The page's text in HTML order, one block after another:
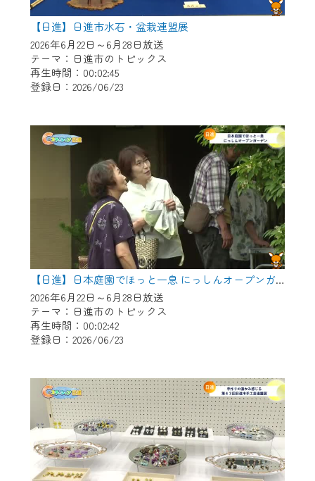
【日進】日進市水石・盆栽連盟展
2026年6月22日～6月28日放送
テーマ：日進市のトピックス
再生時間：00:02:45
登録日：2026/06/23
【日進】日本庭園でほっと一息 にっしんオープンガーデン
2026年6月22日～6月28日放送
テーマ：日進市のトピックス
再生時間：00:02:42
登録日：2026/06/23
＜メンテナンス情報＞
CCNetWebTVのリニューアルにともないメ
ンテナンス作業を予定しています。
作業の間は、CCNetWebTVの画面が「メン
テナンス中」になり、ご利用いただけませ
ご不便をおかけいたしますが、ご了承の程
よろしくお願いいたします。